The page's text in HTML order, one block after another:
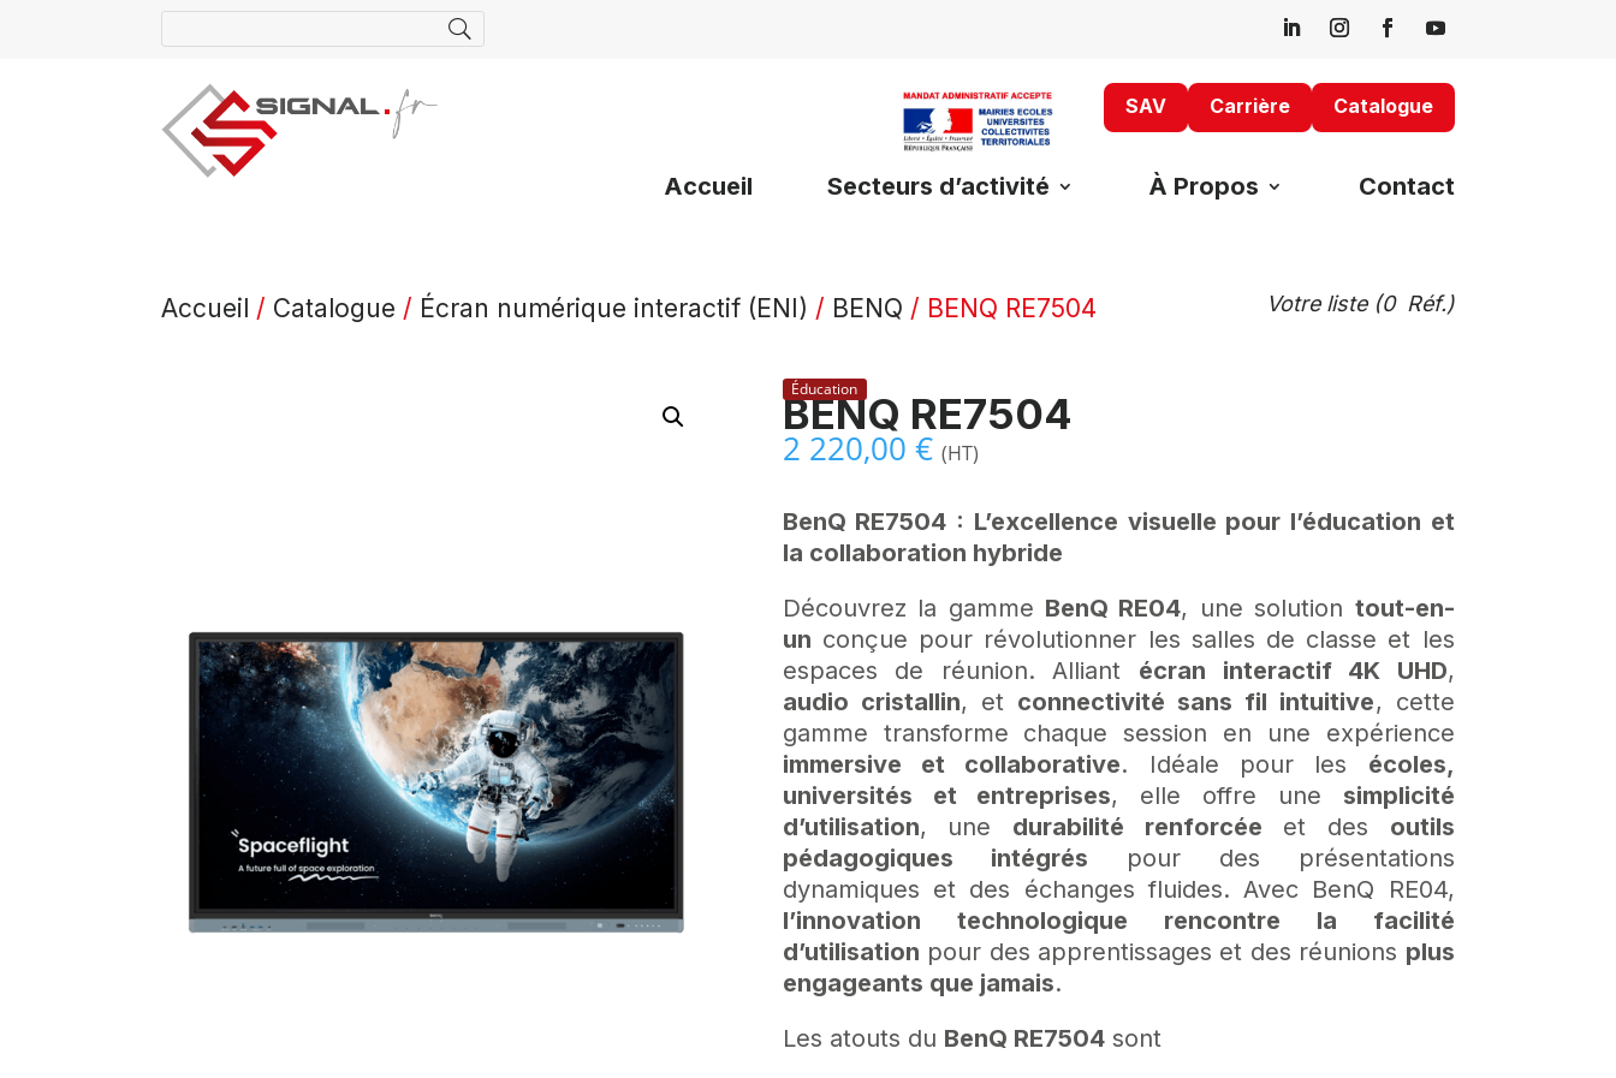
SAV Carrière Catalogue
Accueil Secteurs d’activité À Propos Contact
Accueil / Catalogue / Écran numérique interactif (ENI) / BENQ / BENQ RE7504 Votre liste (0 Réf.)
Éducation
BENQ RE7504
2 220,00 € (HT)
BenQ RE7504 : L’excellence visuelle pour l’éducation et
la collaboration hybride
Découvrez la gamme BenQ RE04, une solution tout-en-
un conçue pour révolutionner les salles de classe et les
espaces de réunion. Alliant écran interactif 4K UHD,
audio cristallin, et connectivité sans fil intuitive, cette
gamme transforme chaque session en une expérience
immersive et collaborative. Idéale pour les écoles,
universités et entreprises, elle offre une simplicité
d’utilisation, une durabilité renforcée et des outils
pédagogiques intégrés pour des présentations
dynamiques et des échanges fluides. Avec BenQ RE04,
l’innovation technologique rencontre la facilité
d’utilisation pour des apprentissages et des réunions plus
engageants que jamais.
Les atouts du BenQ RE7504sont